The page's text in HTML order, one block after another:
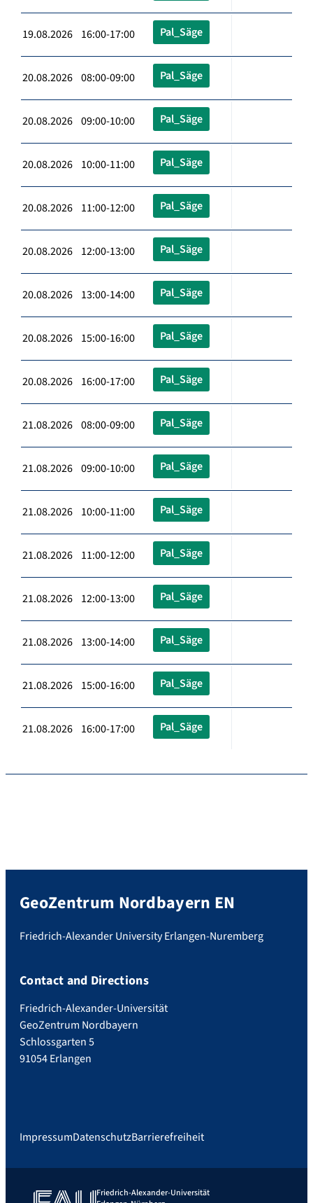
19.08.2026 16:00-17:00 Pal_Säge
20.08.2026 08:00-09:00 Pal_Säge
20.08.2026 09:00-10:00 Pal_Säge
20.08.2026 10:00-11:00 Pal_Säge
20.08.2026 11:00-12:00 Pal_Säge
20.08.2026 12:00-13:00 Pal_Säge
20.08.2026 13:00-14:00 Pal_Säge
20.08.2026 15:00-16:00 Pal_Säge
20.08.2026 16:00-17:00 Pal_Säge
21.08.2026 08:00-09:00 Pal_Säge
21.08.2026 09:00-10:00 Pal_Säge
21.08.2026 10:00-11:00 Pal_Säge
21.08.2026 11:00-12:00 Pal_Säge
21.08.2026 12:00-13:00 Pal_Säge
21.08.2026 13:00-14:00 Pal_Säge
21.08.2026 15:00-16:00 Pal_Säge
21.08.2026 16:00-17:00 Pal_Säge
GeoZentrum Nordbayern EN
Friedrich-Alexander University Erlangen-Nuremberg
Contact and Directions
Friedrich-Alexander-Universität
GeoZentrum Nordbayern
Schlossgarten 5
91054 Erlangen
ImpressumDatenschutzBarrierefreiheit
Friedrich-Alexander-Universität